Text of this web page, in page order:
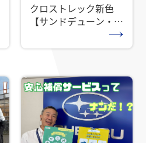
クロストレック新色
【サンドデューン・パ
ール】展示車到着♪